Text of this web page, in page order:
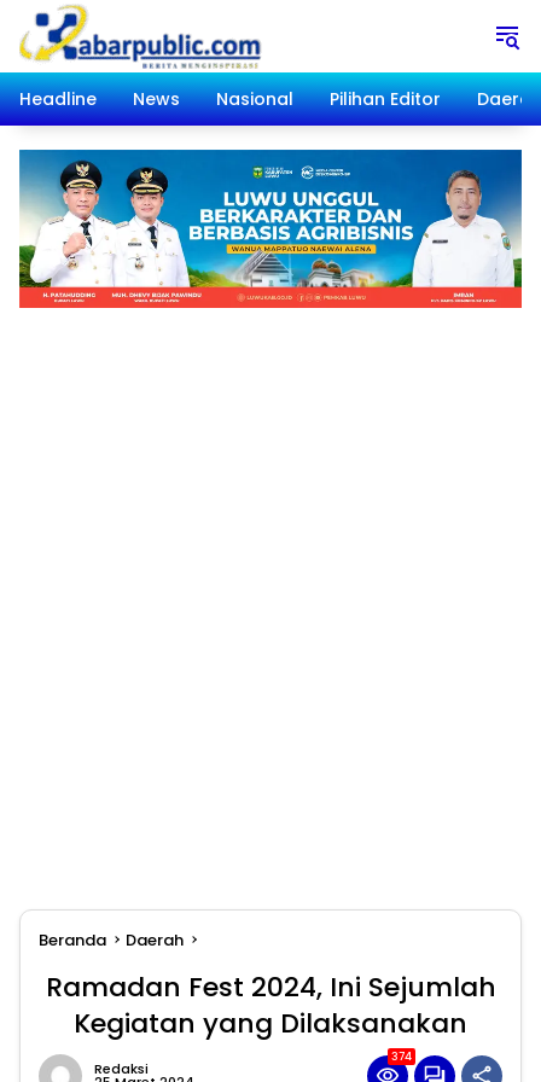
Langsung
konten
Headline
News Nasional Pilihan Editor Daerah
Beranda Daerah
Ramadan Fest 2024, Ini Sejumlah
Kegiatan yang Dilaksanakan
Redaksi
374